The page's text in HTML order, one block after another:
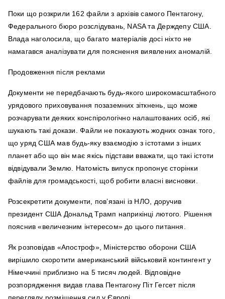
Поки що розкрили 162 файли з архівів самого Пентагону,
Федерального бюро розслідувань, NASA та Держдепу США.
Влада наголосила, що багато матеріалів досі ніхто не
намагався аналізувати для пояснення виявлених аномалій.
Продовження після реклами
Документи не передбачають будь-якого широкомасштабного
урядового приховування позаземних зіткнень, що може
розчарувати деяких конспірологічно налаштованих осіб, які
шукають такі докази. Файли не показують жодних ознак того,
що уряд США мав будь-яку взаємодію з істотами з інших
планет або що він має якісь підстави вважати, що такі істоти
відвідували Землю. Натомість випуск пропонує сторінки
файлів для громадськості, щоб робити власні висновки.
Розсекретити документи, пов’язані із НЛО, доручив
президент США Дональд Трамп наприкінці лютого. Рішення
пояснив «величезним інтересом» до цього питання.
Як розповідав «Апостроф», Міністерство оборони США
вирішило скоротити американський військовий контингент у
Німеччині приблизно на 5 тисяч людей. Відповідне
розпорядження видав глава Пентагону Піт Гегсет після